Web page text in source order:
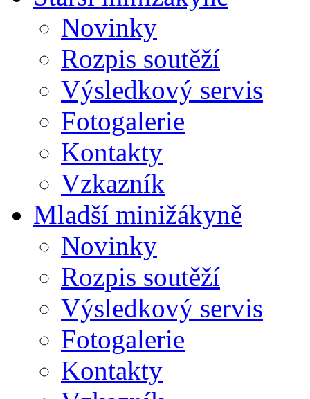
Novinky
Rozpis soutěží
Výsledkový servis
Fotogalerie
Kontakty
Vzkazník
Mladší minižákyně
Novinky
Rozpis soutěží
Výsledkový servis
Fotogalerie
Kontakty